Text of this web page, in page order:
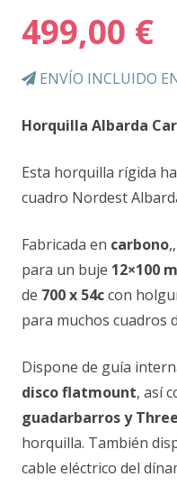
499,00 €
ENVÍO INCLUIDO
Horquilla Albarda
Esta horquilla rígida
cuadro Nordest
Fabricada en carbono
para un buje 12×100
de 700 x 54ccon
para muchos cuadros
Dispone de guía
disco flatmount, así
guadarbarros y
horquilla. También
cable eléctrico del